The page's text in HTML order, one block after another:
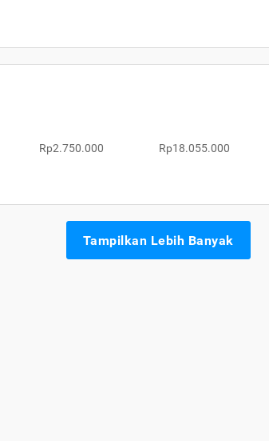
Rp2.750.000 Rp18.055.000
Tampilkan Lebih Banyak